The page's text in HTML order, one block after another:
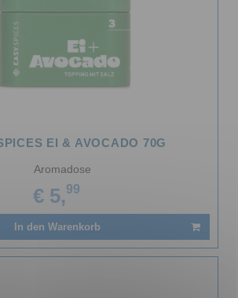
EI & AVOCADO 70G
Aromadose
€ 5,99
In den Warenkorb